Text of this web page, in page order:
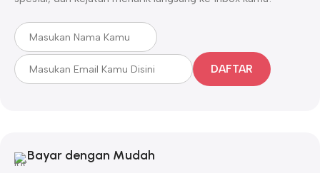
DAFTAR
Bayar dengan Mudah